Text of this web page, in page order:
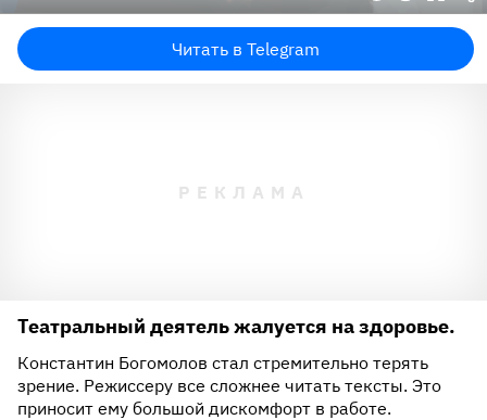
Читать в Telegram
Театральный деятель жалуется на здоровье.
Константин Богомолов стал стремительно терять
зрение. Режиссеру все сложнее читать тексты. Это
приносит ему большой дискомфорт в работе.